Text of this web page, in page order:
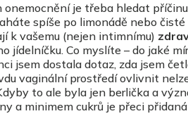
je třeba hledat
spíše po limonádě nebo
k vašemu (nejen intimnímu)
jídelníčku. Co myslíte – do jaké
jsem dostala dotaz, zda jsem
vaginální prostředí ovlivnit
to ale byla jen berlička a
a minimem cukrů je přeci